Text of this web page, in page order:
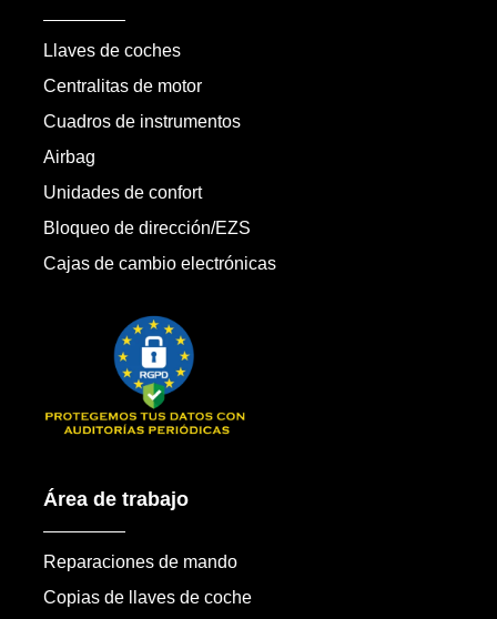
Llaves de coches
Centralitas de motor
Cuadros de instrumentos
Airbag
Unidades de confort
Bloqueo de dirección/EZS
Cajas de cambio electrónicas
Área de trabajo
Reparaciones de mando
Copias de llaves de coche